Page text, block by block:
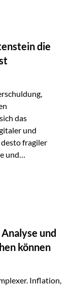
Tochter
möchte die
die
das
und
fragiler
und
expansiven
strategisch
Werte
keine bloße
1.
und
können
Inflation,